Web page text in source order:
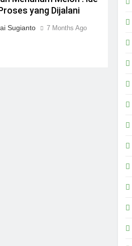
yang Dijalani
Sugianto 7 Months Ago